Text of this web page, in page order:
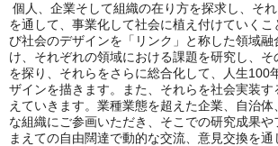
個人、企業そして組織の在り方を探求し、そ
を通して、事業化して社会に植え付けていく
び社会のデザインを「リンク」と称した領域
け、それぞれの領域における課題を研究し、そ
を探り、それらをさらに総合化して、人生100
ザインを描きます。また、それらを社会実装
えていきます。業種業態を超えた企業、自治
な組織にご参画いただき、そこでの研究成果
まえての自由闊達で動的な交流、意見交換を